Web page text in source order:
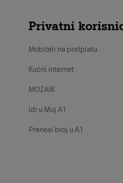
Privatni
Mobiteli na pretplatu
Kućni internet
MOZAIK
Idi u Moj A1
Prenesi broj u A1